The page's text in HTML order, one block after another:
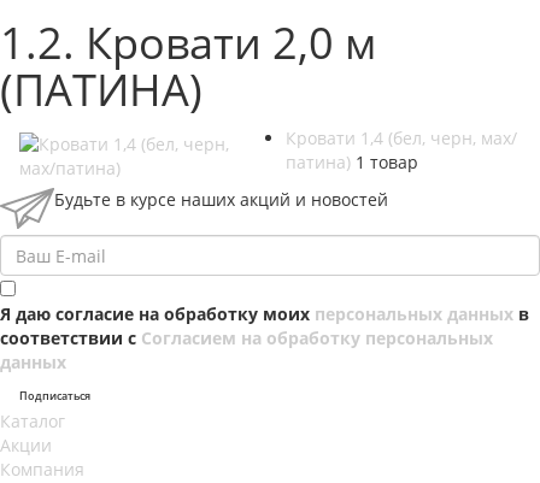
1.2. Кровати 2,0 м
(ПАТИНА)
Кровати 1,4 (бел, черн, мах/
патина) 1 товар
Будьте в курсе наших акций и новостей
Я даю согласие на обработку моих персональных данных в
соответствии с Согласием на обработку персональных
данных
Подписаться
Каталог
Акции
Компания